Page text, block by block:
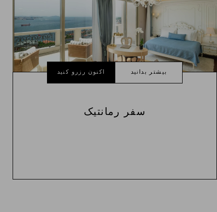
بیشتر بدانید اکنون رزرو کنید
سفر رمانتیک